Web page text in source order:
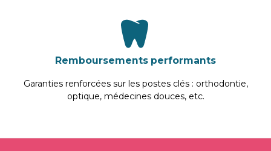
Remboursements performants
Garanties renforcées sur les postes clés : orthodontie,
optique, médecines douces, etc.